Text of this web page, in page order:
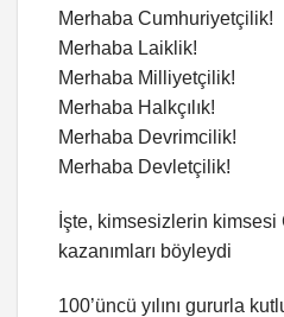
Merhaba Cumhuriyetçilik!
Merhaba Laiklik!
Merhaba Milliyetçilik!
Merhaba Halkçılık!
Merhaba Devrimcilik!
Merhaba Devletçilik!
İşte, kimsesizlerin kimsesi
kazanımları böyleydi
100’üncü yılını gururla